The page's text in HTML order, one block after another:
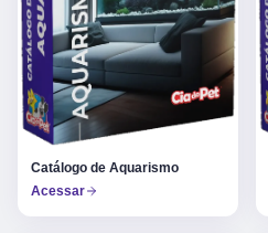
Catálogo de Aquarismo
Acessar